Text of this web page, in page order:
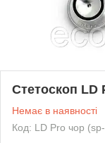
Стетоскоп LD
Немає в наявності
Код: LD Pro чор